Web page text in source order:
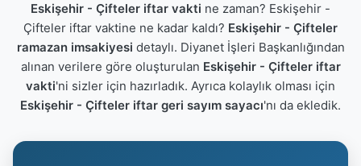
Eskişehir - Çifteler iftar vakti ne zaman? Eskişehir -
Çifteler iftar vaktine ne kadar kaldı? Eskişehir - Çifteler
ramazan imsakiyesi detaylı. Diyanet İşleri Başkanlığından
alınan verilere göre oluşturulan Eskişehir - Çifteler iftar
vakti'ni sizler için hazırladık. Ayrıca kolaylık olması için
Eskişehir - Çifteler iftar geri sayım sayacı'nı da ekledik.